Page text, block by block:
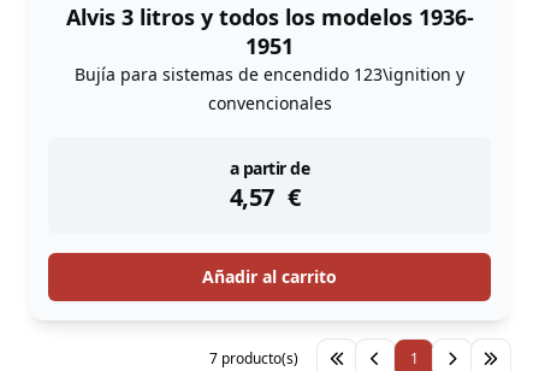
Alvis 3 litros y todos los modelos 1936-
1951
Bujía para sistemas de encendido 123\ignition y
convencionales
a partir de
4,57 €
instock
Añadir al carrito
1
7 producto(s)